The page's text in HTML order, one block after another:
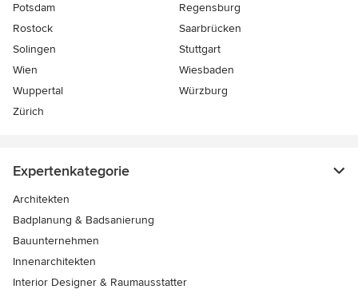
Potsdam
Regensburg
Rostock
Saarbrücken
Solingen
Stuttgart
Wien
Wiesbaden
Wuppertal
Würzburg
Zürich
Expertenkategorie
Architekten
Badplanung & Badsanierung
Bauunternehmen
Innenarchitekten
Interior Designer & Raumausstatter